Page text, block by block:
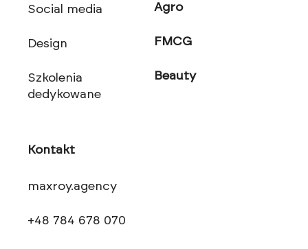
Social media
Design
Szkolenia
dedykowane
Kontakt
maxroy.agency
+48 784 678 070
Agro
FMCG
Beauty